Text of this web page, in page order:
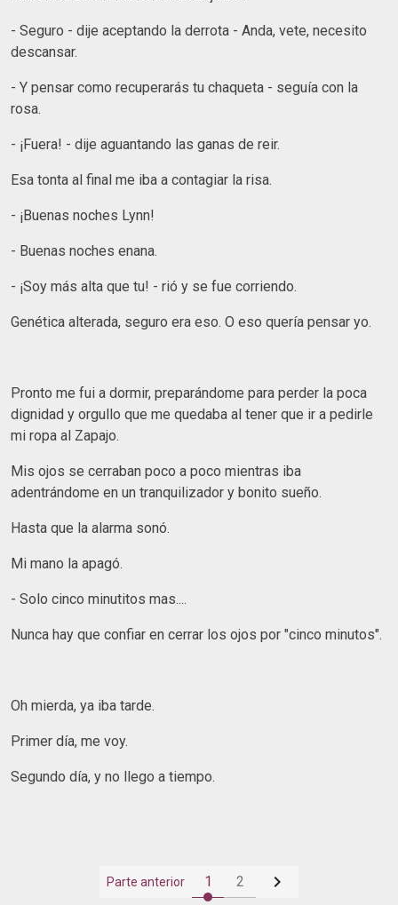
- Seguro - dije aceptando la derrota - Anda, vete, necesito
descansar.
- Y pensar como recuperarás tu chaqueta - seguía con la
rosa.
- ¡Fuera! - dije aguantando las ganas de reir.
Esa tonta al final me iba a contagiar la risa.
- ¡Buenas noches Lynn!
- Buenas noches enana.
- ¡Soy más alta que tu! - rió y se fue corriendo.
Genética alterada, seguro era eso. O eso quería pensar yo.
Pronto me fui a dormir, preparándome para perder la poca
dignidad y orgullo que me quedaba al tener que ir a pedirle
mi ropa al Zapajo.
Mis ojos se cerraban poco a poco mientras iba
adentrándome en un tranquilizador y bonito sueño.
Hasta que la alarma sonó.
Mi mano la apagó.
- Solo cinco minutitos mas....
Nunca hay que confiar en cerrar los ojos por "cinco minutos".
Oh mierda, ya iba tarde.
Primer día, me voy.
Segundo día, y no llego a tiempo.
Parte anterior 1 2 